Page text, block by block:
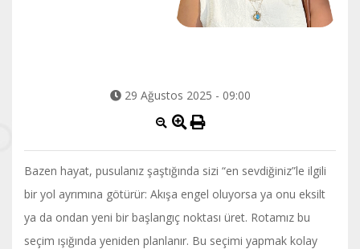
29 Ağustos 2025 - 09:00
Bazen hayat, pusulanız şaştığında sizi “en sevdiğiniz”le ilgili
bir yol ayrımına götürür: Akışa engel oluyorsa ya onu eksilt
ya da ondan yeni bir başlangıç noktası üret. Rotamız bu
seçim ışığında yeniden planlanır. Bu seçimi yapmak kolay